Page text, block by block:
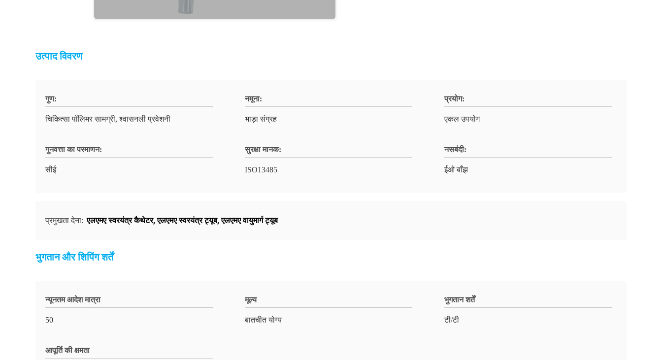
उत्पाद विवरण
गुण:
चिकित्सा पॉलिमर सामग्री, श्वासनली प्रवेशनी
नमूना:
भाड़ा संग्रह
प्रयोग:
एकल उपयोग
गुनवत्ता का परमाणन:
सीई
सुरक्षा मानक:
ISO13485
नसबंदी:
ईओ बाँझ
प्रमुखता देना: एलएमए स्वरयंत्र कैथेटर,एलएमए स्वरयंत्र ट्यूब,एलएमए वायुमार्ग ट्यूब
भुगतान और शिपिंग शर्तें
न्यूनतम आदेश मात्रा
50
मूल्य
बातचीत योग्य
भुगतान शर्तें
टी/टी
आपूर्ति की क्षमता